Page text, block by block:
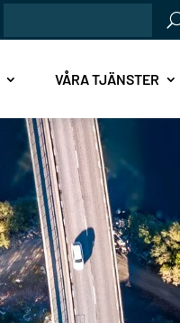
efter:
VÅRA TJÄNSTER